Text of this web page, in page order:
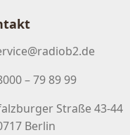
– 79 89 99
Straße 43-44
Berlin